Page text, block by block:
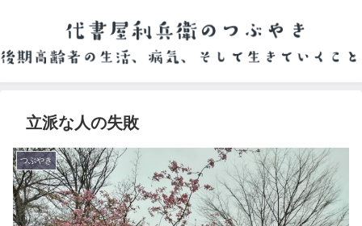
立派な人の失敗
つぶやき